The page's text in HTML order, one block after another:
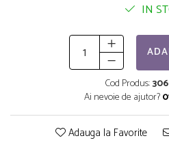
IN
Cod Produs:
Ai nevoie de ajutor?
Adauga la Favorite